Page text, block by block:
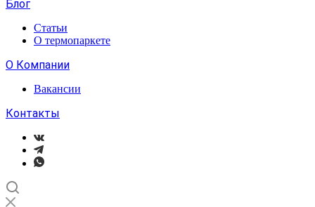
Блог
Статьи
О термопаркете
О Компании
Вакансии
Контакты